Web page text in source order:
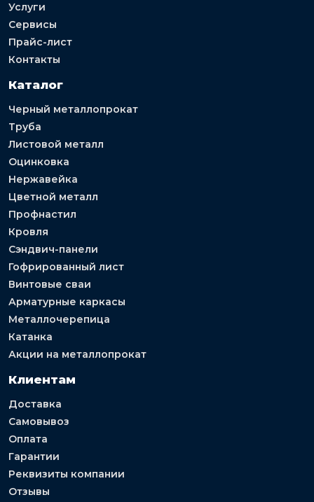
Услуги
Сервисы
Прайс-лист
Контакты
Каталог
Черный металлопрокат
Труба
Листовой металл
Оцинковка
Нержавейка
Цветной металл
Профнастил
Кровля
Сэндвич-панели
Гофрированный лист
Винтовые сваи
Арматурные каркасы
Металлочерепица
Катанка
Акции на металлопрокат
Клиентам
Доставка
Самовывоз
Оплата
Гарантии
Реквизиты компании
Отзывы